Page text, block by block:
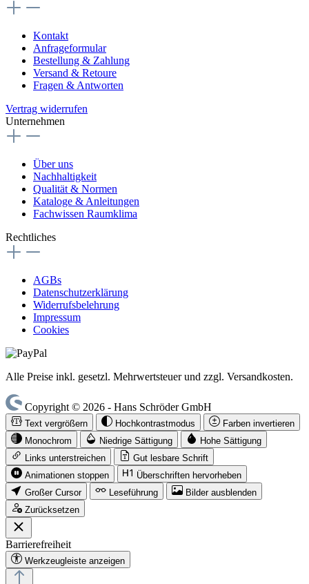
Kontakt
Anfrageformular
Bestellung & Zahlung
Versand & Retoure
Fragen & Antworten
Vertrag widerrufen
Unternehmen
Über uns
Nachhaltigkeit
Qualität & Normen
Kataloge & Anleitungen
Fachwissen Raumklima
Rechtliches
AGBs
Datenschutzerklärung
Widerrufsbelehrung
Impressum
Cookies
Alle Preise inkl. gesetzl. Mehrwertsteuer und zzgl. Versandkosten.
Copyright © 2026 - Hans Schröder GmbH
Text vergrößern Hochkontrastmodus
Farben invertieren
Monochrom
Niedrige Sättigung
Hohe Sättigung
Links unterstreichen
Gut lesbare Schrift
Animationen stoppen
Überschriften hervorheben
Großer Cursor
Leseführung
Bilder ausblenden
Zurücksetzen
Barrierefreiheit
Werkzeugleiste anzeigen